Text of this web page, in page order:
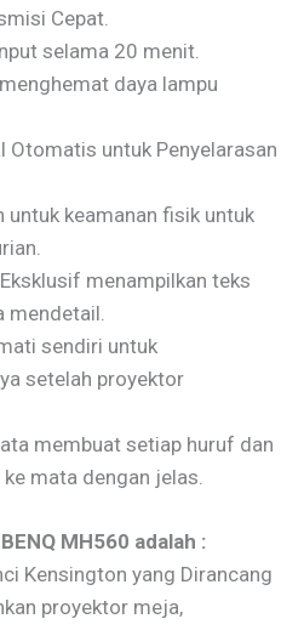
Cepat.
selama 20 menit.
daya lampu
Otomatis untuk Penyelarasan
untuk keamanan fisik untuk
menampilkan teks
mendetail.
sendiri untuk
setelah proyektor
membuat setiap huruf dan
mata dengan jelas.
MH560 adalah :
Kensington yang Dirancang
proyektor meja,